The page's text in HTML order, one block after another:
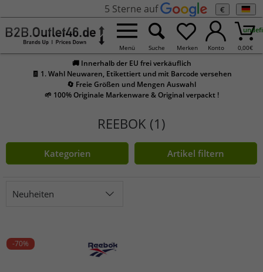
5 Sterne auf €
Menü Suche Merken Konto 0,00€
🚚 Innerhalb der EU frei verkäuflich
🧾 1. Wahl Neuwaren, Etikettiert und mit Barcode versehen
🔄 Freie Größen und Mengen Auswahl
🌱 100% Originale Markenware & Original verpackt !
REEBOK (1)
Kategorien Artikel filtern
Neuheiten
-70%